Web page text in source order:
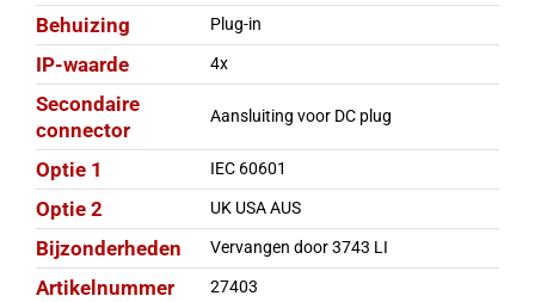
Behuizing Plug-in
IP-waarde 4x
Secondaire
connector
Aansluiting voor DC plug
Optie 1 IEC 60601
Optie 2 UK USA AUS
Bijzonderheden Vervangen door 3743 LI
Artikelnummer 27403